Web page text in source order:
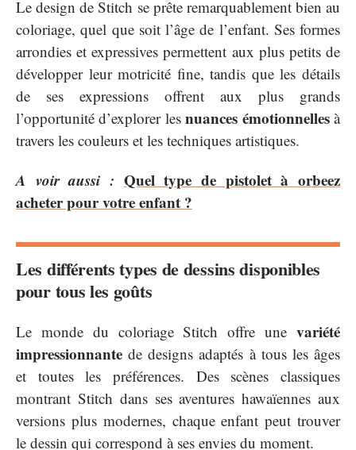
Le design de Stitch se prête remarquablement bien au
coloriage, quel que soit l’âge de l’enfant. Ses formes
arrondies et expressives permettent aux plus petits de
développer leur motricité fine, tandis que les détails
de ses expressions offrent aux plus grands
l’opportunité d’explorer lesnuances émotionnellesà
travers les couleurs et les techniques artistiques.
A voir aussi : Quel type de pistolet à orbeez
acheter pour votre enfant ?
Les différents types de dessins disponibles
pour tous les goûts
Le monde du coloriage Stitch offre une variété
impressionnante de designs adaptés à tous les âges
et toutes les préférences. Des scènes classiques
montrant Stitch dans ses aventures hawaïennes aux
versions plus modernes, chaque enfant peut trouver
le dessin qui correspond à ses envies du moment.